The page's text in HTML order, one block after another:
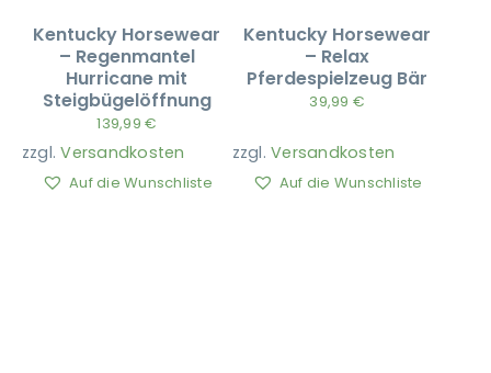
Kentucky Horsewear
– Regenmantel
Hurricane mit
Steigbügelöffnung
139,99€
zzgl.Versandkosten
Auf die Wunschliste
Kentucky Horsewear
– Relax
Pferdespielzeug Bär
39,99 €
zzgl.Versandkosten
Auf die Wunschliste